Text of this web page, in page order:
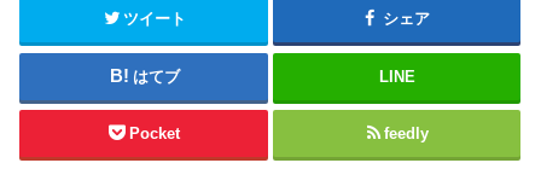
ツイート シェア
はてブ LINE
Pocket feedly